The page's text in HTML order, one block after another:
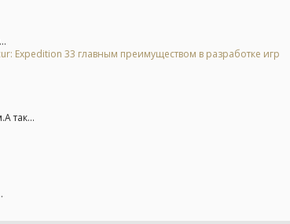
Expedition 33 главным преимуществом в разработке игр
так...